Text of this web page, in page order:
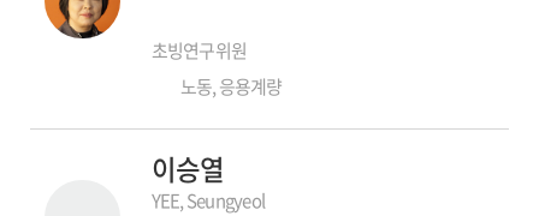
초빙연구위원
노동, 응용계량
이승열
YEE, Seungyeol